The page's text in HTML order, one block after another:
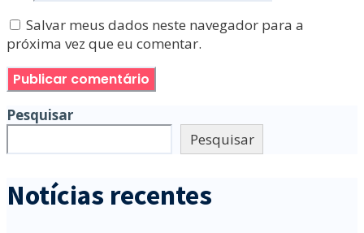
Salvar meus dados neste navegador para a
próxima vez que eu comentar.
Pesquisar
Pesquisar
Notícias recentes